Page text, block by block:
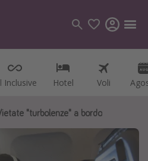
Inclusive Hotel Voli
Inclusive Hotel Voli
"turbolenze" a bordo